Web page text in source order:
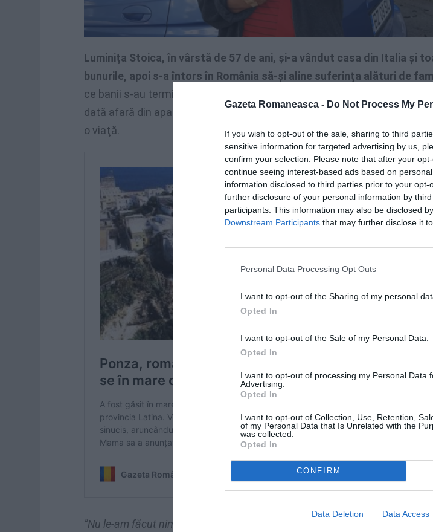
Gazeta Romaneasca - Do Not Process My
If you wish to opt-out of the sale, sharing to third
sensitive information for targeted advertising by us,
confirm your selection. Please note that after your
continue seeing interest-based ads based on
information disclosed to third parties prior to your
further disclosure of your personal information by
participants. This information may also be disclosed
Downstream Participants that may further disclose it
Personal Data Processing Opt Outs
I want to opt-out of the Sharing of my personal
Opted In
I want to opt-out of the Sale of my Personal Data.
Opted In
I want to opt-out of processing my Personal Data
Advertising.
Opted In
I want to opt-out of Collection, Use, Retention,
of my Personal Data that Is Unrelated with the
was collected.
Opted In
CONFIRM
Data Deletion Data Access
Luminiţa Stoica, în vârstă de 57 de ani, şi-a vândut casa din Italia şi
bunurile, apoi s-a întors în România să-şi aline suferinţa alături de
ce banii s-au terminat au început şi problemele văduvei care, susţine ea,
dată afară din apartament de fratele ei, spre disperarea vecinilor care o
o viaţă.
”Nu le-am făcut nimic. Ei au vrut să mă dea afară pentru că nu le-am mai